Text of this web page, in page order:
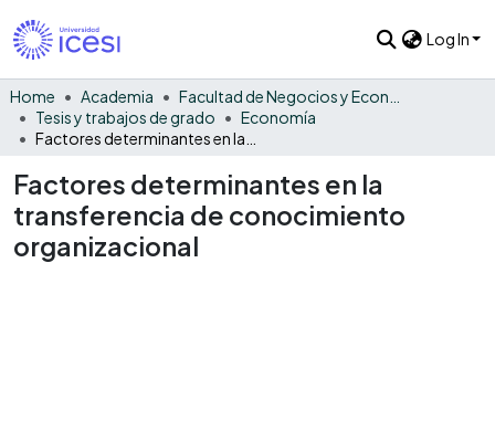
Log In
Home Academia
Tesis y trabajos de grado
Economía
Factores determinantes en la
transferencia de conocimiento
organizacional